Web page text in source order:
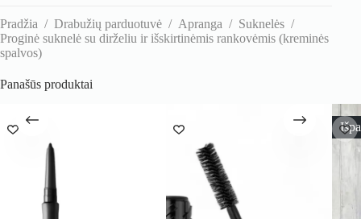
Pradžia / Drabužių parduotuvė / Apranga / Suknelės /
Proginė suknelė su dirželiu ir išskirtinėmis rankovėmis (kreminės
spalvos)
Panašūs produktai